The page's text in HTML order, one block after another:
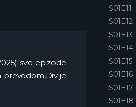
sve epizode
prevodom,Divlje
S01E11
S01E12
S01E13
S01E14
S01E15
S01E16
S01E17
S01E18